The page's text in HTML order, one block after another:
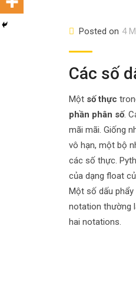
Posted on 4
Các số
Một số thực
phần phân số.
mãi mãi. Giống
vô hạn, một bộ
các số thực.
của dạng float
Một số dấu
notation thường
hai notations.